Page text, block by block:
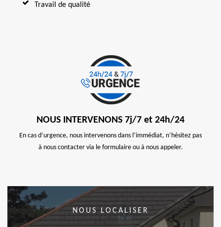
Travail de qualité
NOUS INTERVENONS 7j/7 et 24h/24
En cas d’urgence, nous intervenons dans l’immédiat, n’hésitez pas
à nous contacter via le formulaire ou à nous appeler.
NOUS LOCALISER